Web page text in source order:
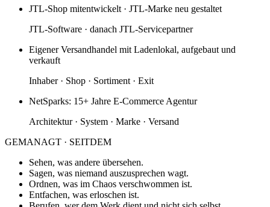
JTL-Shop mitentwickelt · JTL-Marke neu gestaltet
JTL-Software · danach JTL-Servicepartner
Eigener Versandhandel mit Ladenlokal, aufgebaut und
verkauft
Inhaber · Shop · Sortiment · Exit
NetSparks: 15+ Jahre E-Commerce Agentur
Architektur · System · Marke · Versand
GEMANAGT · SEITDEM
Sehen, was andere übersehen.
Sagen, was niemand auszusprechen wagt.
Ordnen, was im Chaos verschwommen ist.
Entfachen, was erloschen ist.